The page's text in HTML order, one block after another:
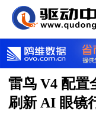
雷鸟 V4 配置
刷新 AI 眼镜